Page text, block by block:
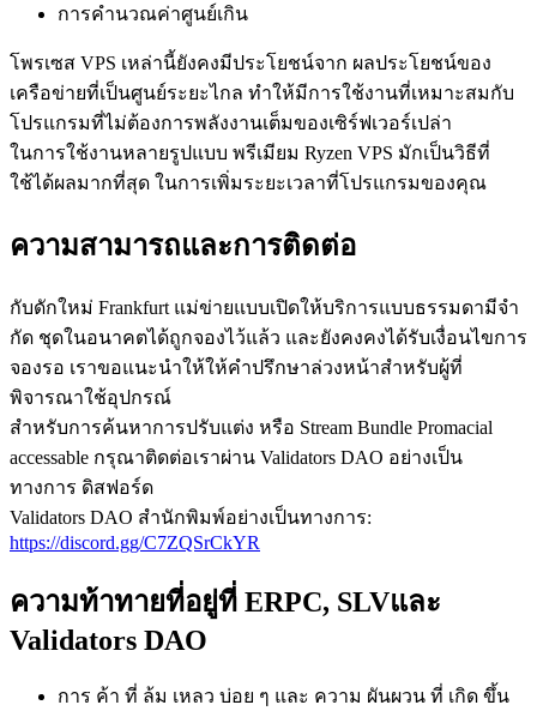
การคํานวณค่าศูนย์เกิน
โพรเซส VPS เหล่านี้ยังคงมีประโยชน์จาก ผลประโยชน์ของ
เครือข่ายที่เป็นศูนย์ระยะไกล ทําให้มีการใช้งานที่เหมาะสมกับ
โปรแกรมที่ไม่ต้องการพลังงานเต็มของเซิร์ฟเวอร์เปล่า
ในการใช้งานหลายรูปแบบ พรีเมียม Ryzen VPS มักเป็นวิธีที่
ใช้ได้ผลมากที่สุด ในการเพิ่มระยะเวลาที่โปรแกรมของคุณ
ความสามารถและการติดต่อ
กับดักใหม่ Frankfurt แม่ข่ายแบบเปิดให้บริการแบบธรรมดามีจํา
กัด ชุดในอนาคตได้ถูกจองไว้แล้ว และยังคงคงได้รับเงื่อนไขการ
จองรอ เราขอแนะนําให้ให้คําปรึกษาล่วงหน้าสําหรับผู้ที่
พิจารณาใช้อุปกรณ์
สําหรับการค้นหาการปรับแต่ง หรือ Stream Bundle Promacial
accessable กรุณาติดต่อเราผ่าน Validators DAO อย่างเป็น
ทางการ ดิสฟอร์ด
Validators DAO สํานักพิมพ์อย่างเป็นทางการ:
https://discord.gg/C7ZQSrCkYR
ความท้าทายที่อยู่ที่ ERPC, SLVและ
Validators DAO
การ ค้า ที่ ล้ม เหลว บ่อย ๆ และ ความ ผันผวน ที่ เกิด ขึ้น